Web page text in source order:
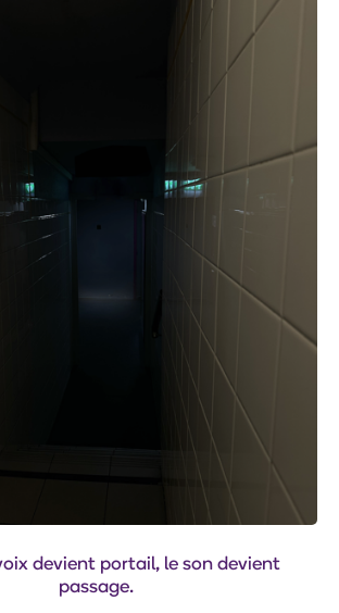
devient portail, le son devient
passage.